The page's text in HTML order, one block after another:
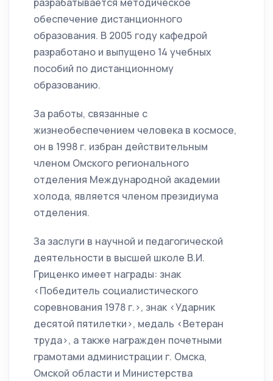
разрабатывается методическое
обеспечение дистанционного
образования. В 2005 году кафедрой
разработано и выпущено 14 учебных
пособий по дистанционному
образованию.
За работы, связанные с
жизнеобеспечением человека в космосе,
он в 1998 г. избран действительным
членом Омского регионального
отделения Международной академии
холода, является членом президиума
отделения.
За заслуги в научной и педагогической
деятельности в высшей школе В.И.
Гриценко имеет награды: знак
<Победитель социалистического
соревнования 1978 г.>, знак <Ударник
десятой пятилетки>, медаль <Ветеран
труда>, а также награжден почетными
грамотами администрации г. Омска,
Омской области и Министерства